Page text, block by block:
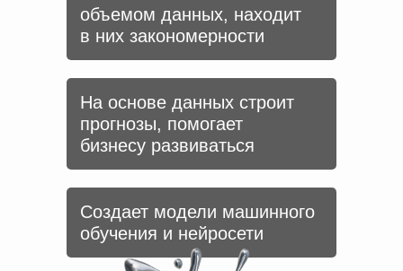
объемом данных, находит
в них закономерности
На основе данных строит
прогнозы, помогает
бизнесу развиваться
Создает модели машинного
обучения и нейросети